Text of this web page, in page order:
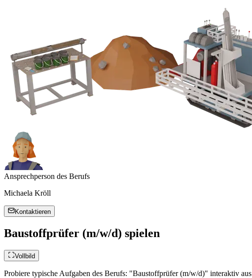
Ansprechperson des Berufs
Michaela Kröll
Kontaktieren
Baustoffprüfer (m/w/d) spielen
Vollbild
Probiere typische Aufgaben des Berufs: "Baustoffprüfer (m/w/d)" interaktiv aus